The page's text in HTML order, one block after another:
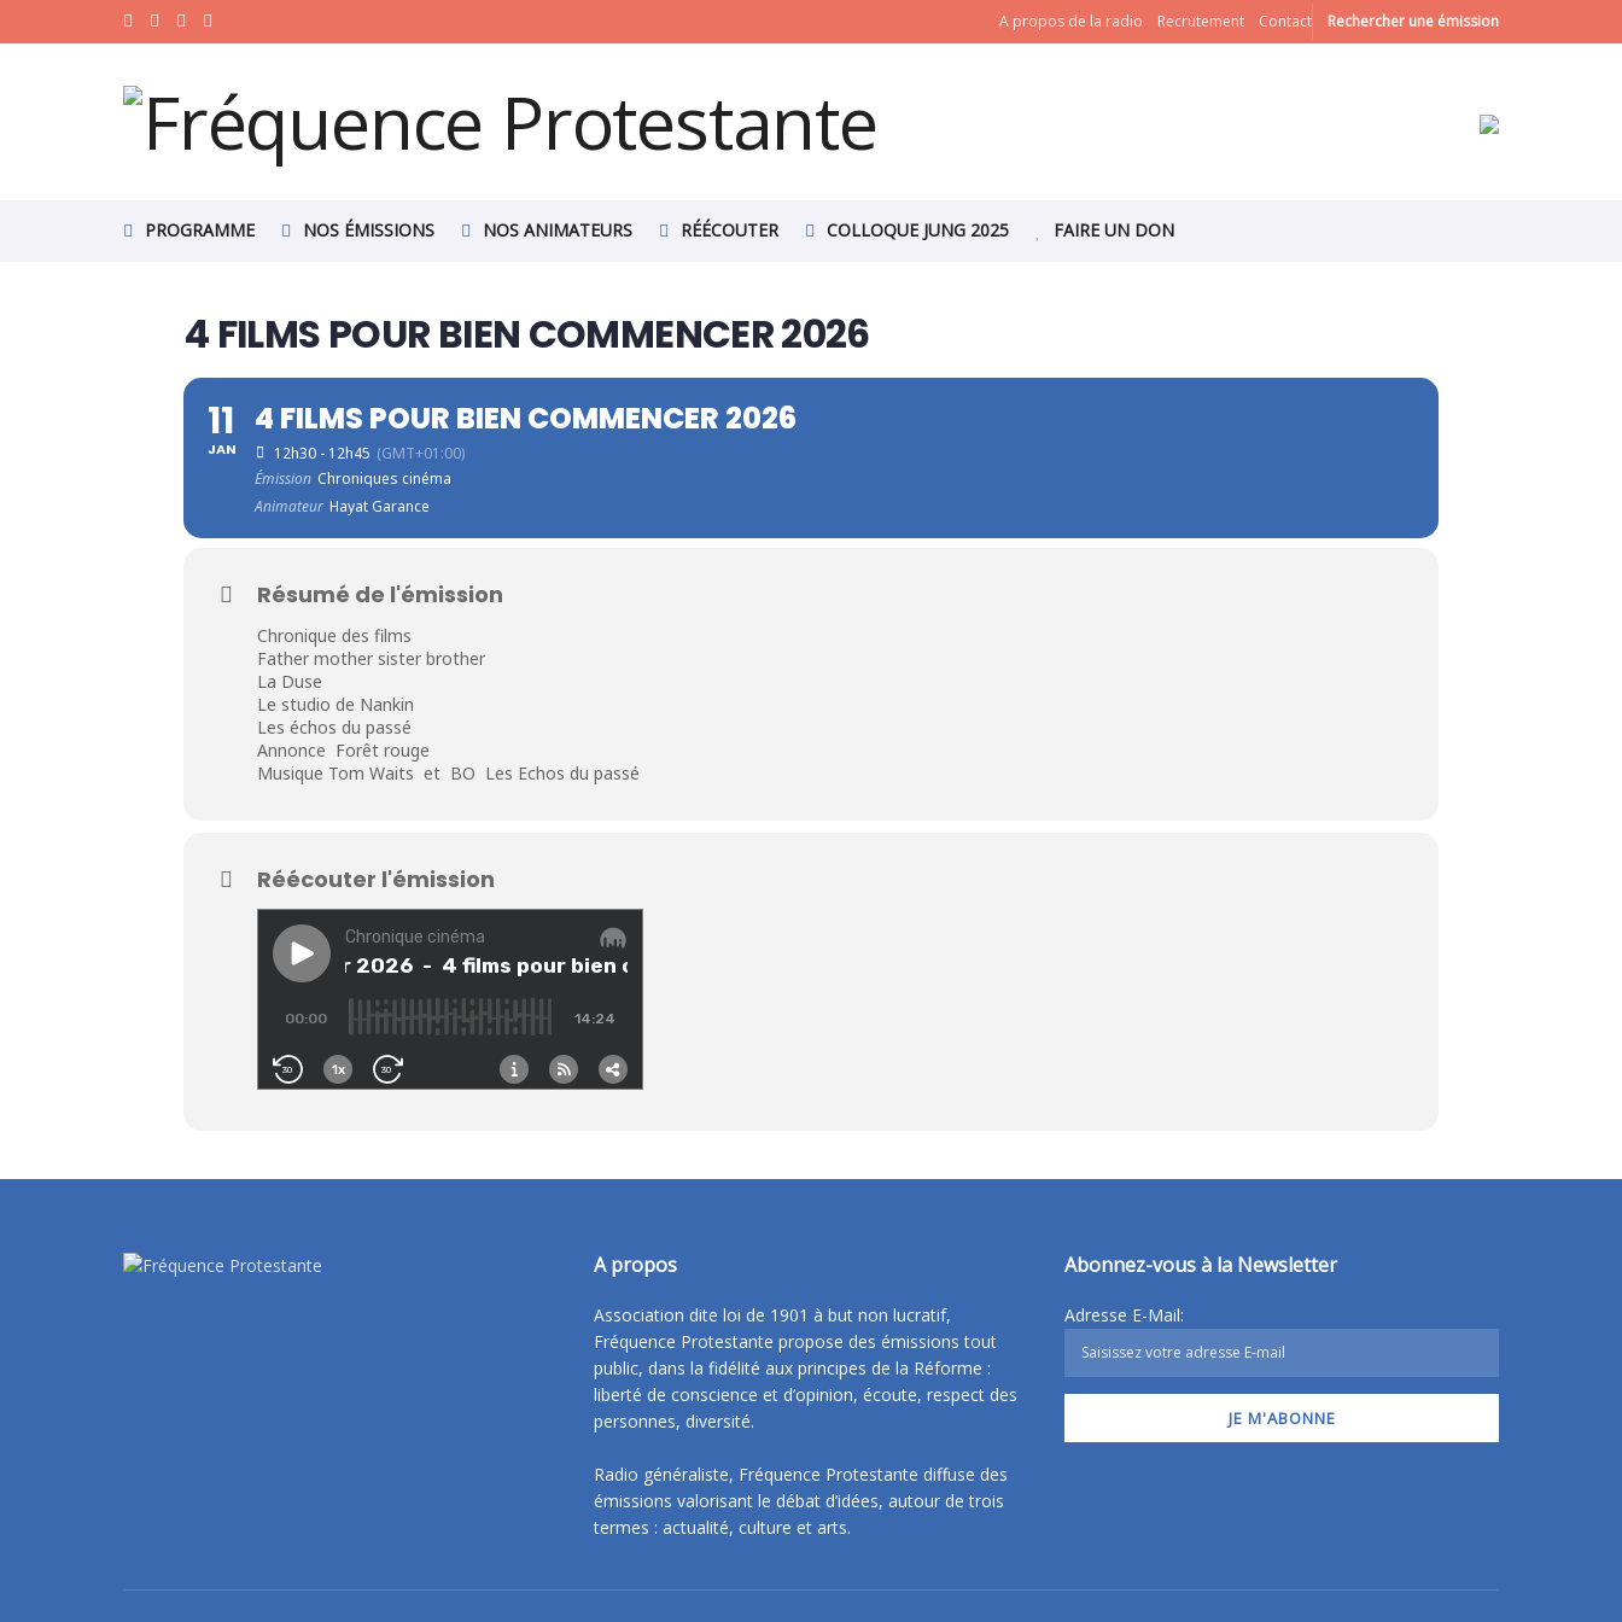
A propos de la radio Recrutement Contact Rechercher une émission
PROGRAMME NOS ÉMISSIONS NOS ANIMATEURS RÉÉCOUTER COLLOQUE JUNG 2025 FAIRE UN DON
4 FILMS POUR BIEN COMMENCER 2026
11
JAN
4 FILMS POUR BIEN COMMENCER 2026
12h30 - 12h45 (GMT+01:00)
Émission Chroniques cinéma
Animateur Hayat Garance
Résumé de l'émission
Chronique des films
Father mother sister brother
La Duse
Le studio de Nankin
Les échos du passé
Annonce Forêt rouge
Musique Tom Waits et BO Les Echos du passé
Réécouter l'émission
A propos
Association dite loi de 1901 à but non lucratif,
Fréquence Protestante propose des émissions tout
public, dans la fidélité aux principes de la Réforme :
liberté de conscience et d’opinion, écoute, respect des
personnes, diversité.
Radio généraliste, Fréquence Protestante diffuse des
émissions valorisant le débat d’idées, autour de trois
termes : actualité, culture et arts.
Abonnez-vous à la Newsletter
Adresse E-Mail: